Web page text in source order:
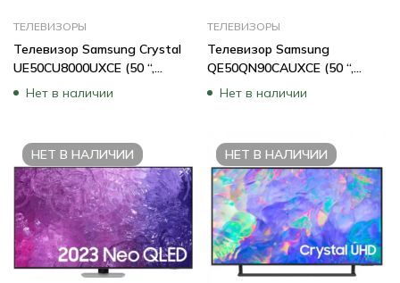
ТЕЛЕВИЗОРЫ
Телевизор Samsung Crystal
UE50CU8000UXCE (50 “,
Smart TV, Черный)
Нет в наличии
ТЕЛЕВИЗОРЫ
Телевизор Samsung
QE50QN90CAUXCE (50 “,
Smart TV, Серебро)
Нет в наличии
НЕТ В НАЛИЧИИ НЕТ В НАЛИЧИИ